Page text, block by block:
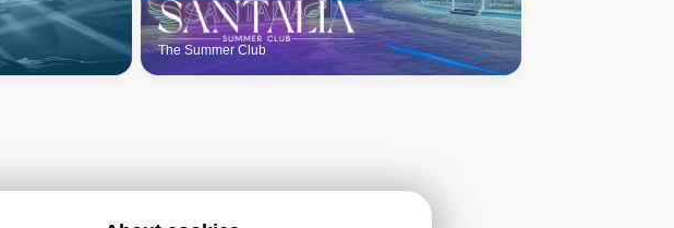
The Summer Club